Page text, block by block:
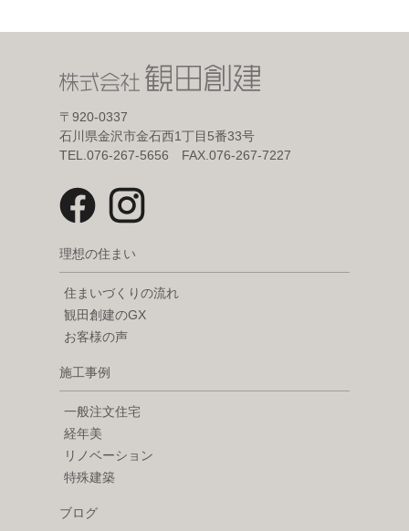
〒920-0337
石川県金沢市金石西1丁目5番33号
TEL.076-267-5656 FAX.076-267-7227
理想の住まい
住まいづくりの流れ
観田創建のGX
お客様の声
施工事例
一般注文住宅
経年美
リノベーション
特殊建築
ブログ